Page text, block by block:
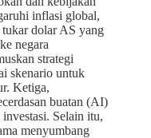
inflasi global,
dolar AS yang
negara
strategi
skenario untuk
Ketiga,
buatan (AI)
Selain itu,
menyumbang